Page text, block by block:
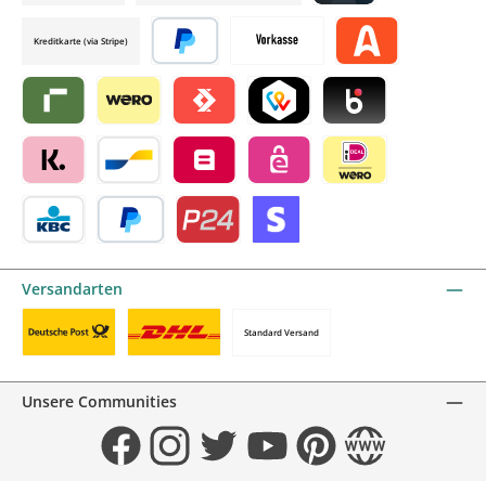
Vorkasse Alma by mollie
Riverty by mollie
Wero Satispay by mollieTWINT by mollieBlik by mollie
Klarna by mollieBancontact by mollie
Belfius by mollieeps by mollie
Credit card by mollie
Kreditkarte (via Stripe)
Später bezahlen
Versandarten
Standard Versand
Unsere Communities
FacebookInstagramTwitter YouTubePinterestWebsite